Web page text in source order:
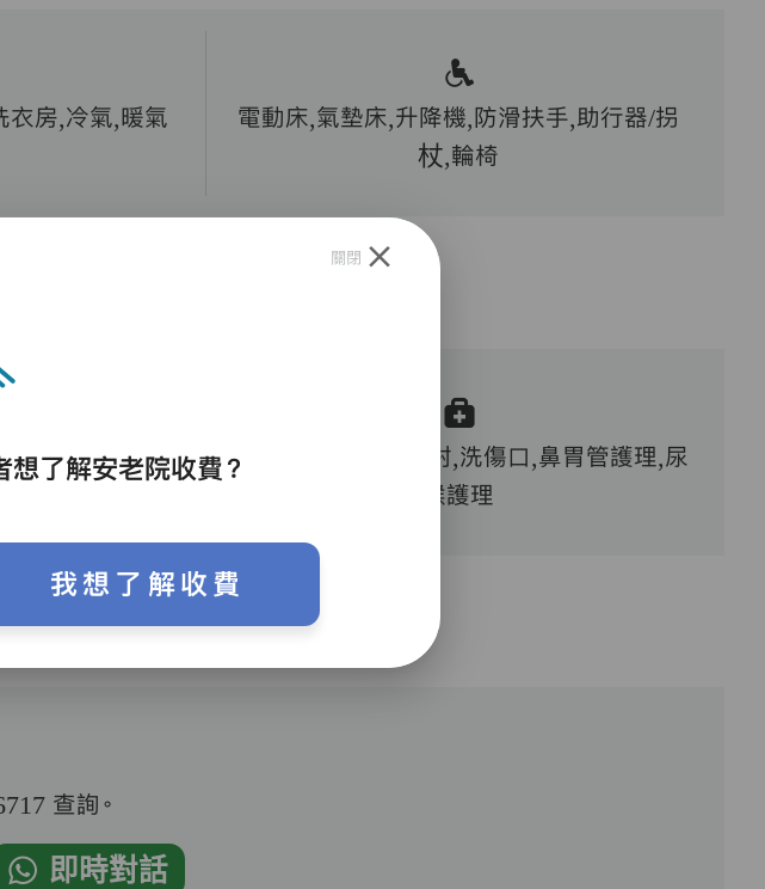
衣房,冷氣,暖氣
電動床,氣墊床,升降機,防滑扶手,助行器/拐
杖,輪椅
度生命表徵、協
血糖測試,胰島素注射,洗傷口,鼻胃管護理,尿
喉護理
查詢。
即時對話
關閉
想了解安老院收費？
我想了解收費